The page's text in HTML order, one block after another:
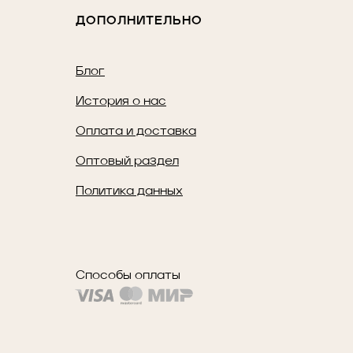
ДОПОЛНИТЕЛЬНО
Блог
История о нас
Оплата и доставка
Оптовый раздел
Политика данных
Способы оплаты